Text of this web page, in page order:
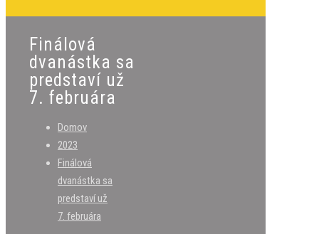
Finálová
dvanástka sa
predstaví už
7. februára
Domov
2023
Finálová
dvanástka sa
predstaví už
7. februára